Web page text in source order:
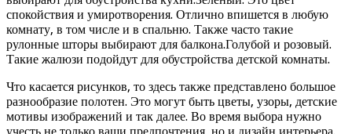
спокойствия и умиротворения. Отлично впишется в любую
комнату, в том числе и в спальню. Также часто такие
рулонные шторы выбирают для балкона.Голубой и розовый.
Такие жалюзи подойдут для обустройства детской комнаты.
Что касается рисунков, то здесь также представлено большое
разнообразие полотен. Это могут быть цветы, узоры, детские
мотивы изображений и так далее. Во время выбора нужно
учесть не только ваши предпочтения, но и дизайн интерьера.